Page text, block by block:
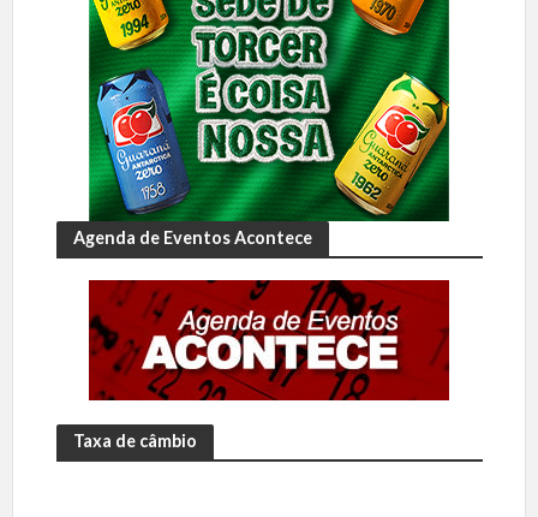
Agenda de Eventos Acontece
Taxa de câmbio